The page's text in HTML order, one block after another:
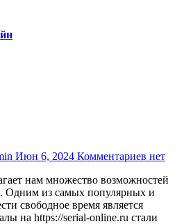
Июн 6, 2024 Комментариев нет
Одним из самых популярных и
свободное время является
на https://serial-online.ru стали